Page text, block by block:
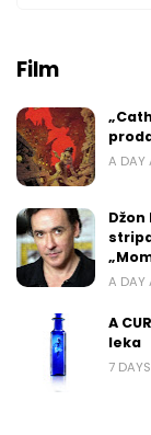
Film
A DAY
A DAY
A
leka
7